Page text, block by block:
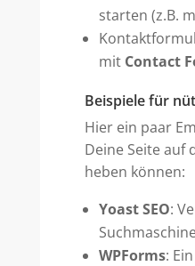
starten (z.B.
mit Contact
Beispiele für
Hier ein paar
Deine Seite auf
heben können:
Yoast SEO:
WPForms: Ein